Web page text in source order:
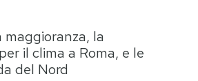
Storie/Idee
Ok Boomer!
Media
la
il clima a Roma, e le
del Nord